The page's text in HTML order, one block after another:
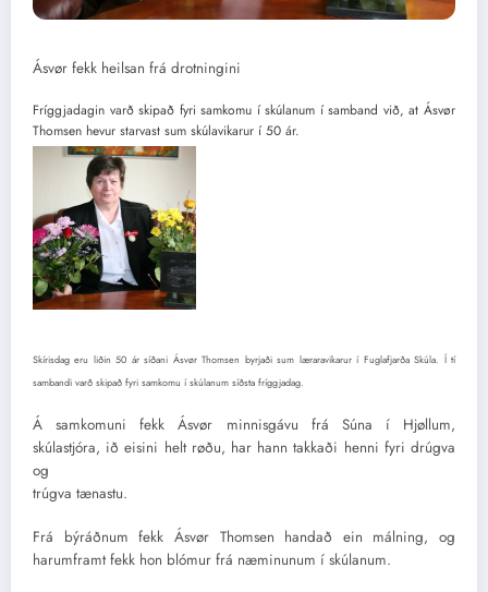
Ásvør fekk heilsan frá drotningini
Fríggjadagin varð skipað fyri samkomu í skúlanum í samband við, at Ásvør
Thomsen hevur starvast sum skúlavikarur í 50 ár.
Skírisdag eru liðin 50 ár síðani Ásvør Thomsen byrjaði sum læraravikarur í Fuglafjarða Skúla. Í tí
sambandi varð skipað fyri samkomu í skúlanum síðsta fríggjadag.
Á samkomuni fekk Ásvør minnisgávu frá Súna í Hjøllum,
skúlastjóra, ið eisini helt røðu, har hann takkaði henni fyri drúgva
og
trúgva tænastu.
Frá býráðnum fekk Ásvør Thomsen handað ein málning, og
harumframt fekk hon blómur frá næminunum í skúlanum.